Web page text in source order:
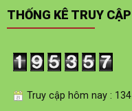
THỐNG KÊ TRUY CẬP
Truy cập hôm nay : 134